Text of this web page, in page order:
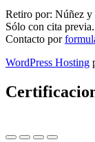
Retiro por: Núñez
Sólo con cita previa.
Contacto por
WordPress Hosting